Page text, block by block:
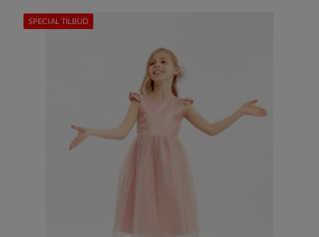
SPECIAL TILBUD